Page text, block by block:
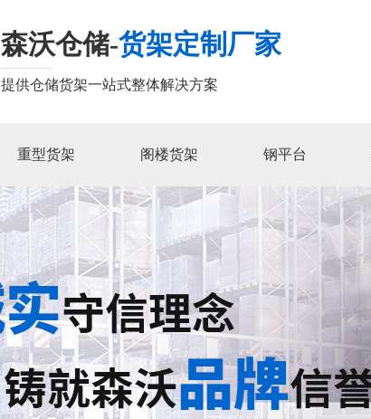
森沃仓储-货架定制厂家
提供仓储货架一站式整体解决方案
重型货架 阁楼货架 钢平台